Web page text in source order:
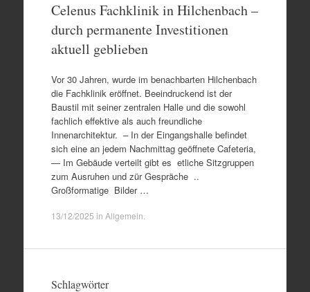
Celenus Fachklinik in Hilchenbach –
durch permanente Investitionen
aktuell geblieben
Vor 30 Jahren, wurde im benachbarten Hilchenbach
die Fachklinik eröffnet. Beeindruckend ist der
Baustil mit seiner zentralen Halle und die sowohl
fachlich effektive als auch freundliche
Innenarchitektur. – In der Eingangshalle befindet
sich eine an jedem Nachmittag geöffnete Cafeteria,
— Im Gebäude verteilt gibt es etliche Sitzgruppen
zum Ausruhen und zür Gespräche ..
Großformatige Bilder …
13/12/2025 in Allgemein
Schlagwörter